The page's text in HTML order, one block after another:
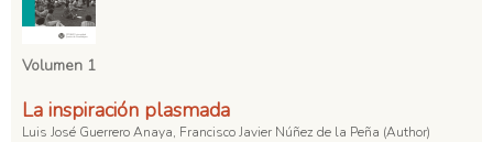
Volumen 1
La inspiración plasmada
Luis José Guerrero Anaya, Francisco Javier Núñez de la Peña (Author)